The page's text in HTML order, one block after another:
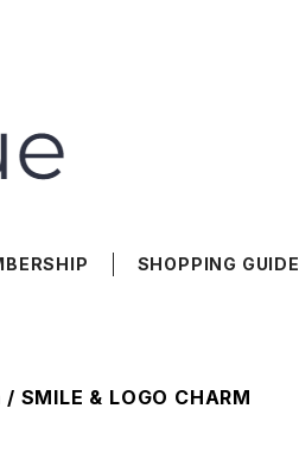
SHOPPING GUIDE
SMILE & LOGO CHARM